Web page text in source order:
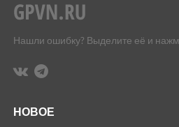
Нашли ошибку? Выделите её и
НОВОЕ